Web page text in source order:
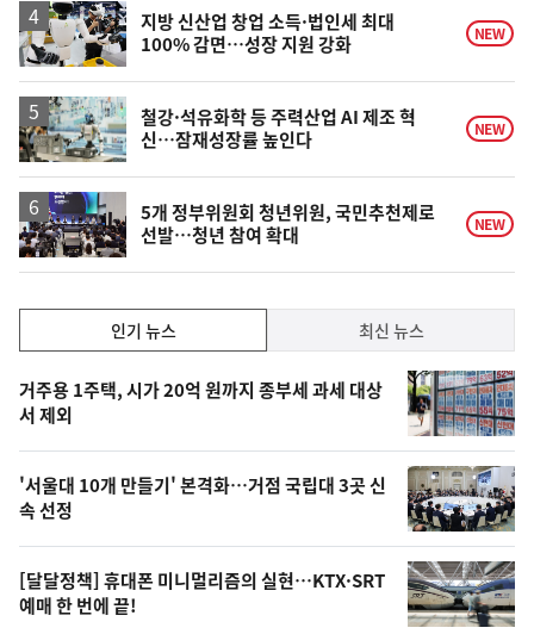
승
지방 신산업 창업 소득·법인세 최대
100% 감면…성장 지원 강화
NEW
철강·석유화학 등 주력산업 AI 제조 혁
신…잠재성장률 높인다
NEW
5개 정부위원회 청년위원, 국민추천제로
선발…청년 참여 확대
NEW
기,
최
신,
오
늘
의
영
상
인기 뉴스 최신 뉴스
기
뉴
스
거주용 1주택, 시가 20억 원까지 종부세 과세 대상
서 제외
'서울대 10개 만들기' 본격화…거점 국립대 3곳 신
속 선정
[달달정책] 휴대폰 미니멀리즘의 실현…KTX·SRT
예매 한 번에 끝!